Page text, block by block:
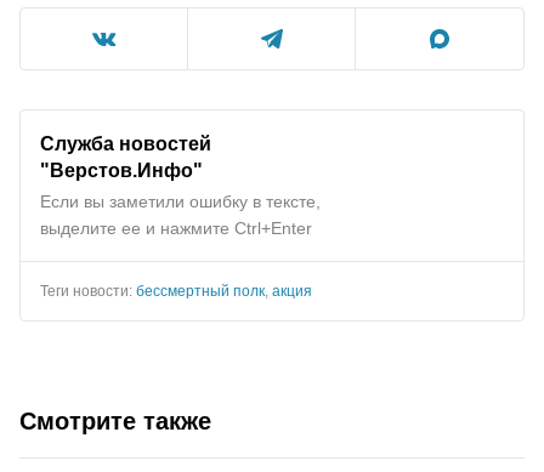
Служба новостей
"Верстов.Инфо"
Если вы заметили ошибку в тексте,
выделите ее и нажмите Ctrl+Enter
Теги новости: бессмертный полк, акция
Смотрите также